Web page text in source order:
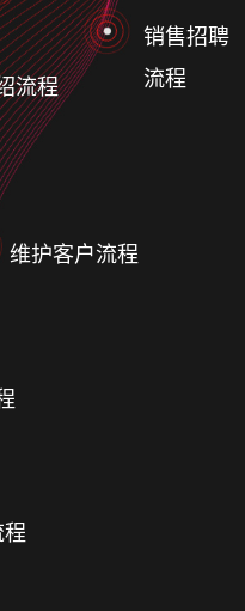
维护客户流程
流程
销售招聘
流程